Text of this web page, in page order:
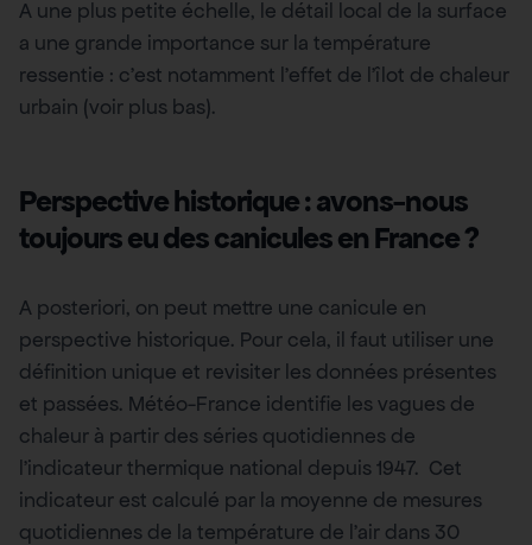
A une plus petite échelle, le détail local de la surface
a une grande importance sur la température
ressentie : c’est notamment l’effet de l’îlot de chaleur
urbain (voir plus bas).
Perspective historique : avons-nous
toujours eu des canicules en France ?
A posteriori, on peut mettre une canicule en
perspective historique. Pour cela, il faut utiliser une
définition unique et revisiter les données présentes
et passées. Météo-France identifie les vagues de
chaleur à partir des séries quotidiennes de
l’indicateur thermique national depuis 1947. Cet
indicateur est calculé par la moyenne de mesures
quotidiennes de la température de l’air dans 30